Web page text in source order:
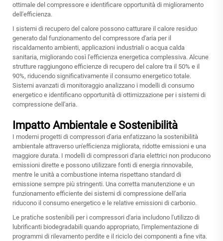
ottimale del compressore e identificare opportunità di miglioramento
dell'efficienza.
I sistemi di recupero del calore possono catturare il calore residuo
generato dal funzionamento del compressore d'aria per il
riscaldamento ambienti, applicazioni industriali o acqua calda
sanitaria, migliorando così l'efficienza energetica complessiva. Alcune
strutture raggiungono efficienze di recupero del calore tra il 50% e il
90%, riducendo significativamente il consumo energetico totale.
Sistemi avanzati di monitoraggio analizzano i modelli di consumo
energetico e identificano opportunità di ottimizzazione per i sistemi di
compressione dell'aria.
Impatto Ambientale e Sostenibilità
I moderni progetti di compressori d'aria enfatizzano la sostenibilità
ambientale attraverso un'efficienza migliorata, ridotte emissioni e una
maggiore durata. I modelli di compressori d'aria elettrici non producono
emissioni dirette e possono utilizzare fonti di energia rinnovabile,
mentre le unità a combustione interna rispettano standard di
emissione sempre più stringenti. Una corretta manutenzione e un
funzionamento efficiente dei sistemi di compressione dell'aria
riducono il consumo energetico e le relative emissioni di carbonio.
Le pratiche sostenibili per i compressori d'aria includono l'utilizzo di
lubrificanti biodegradabili quando appropriato, l'implementazione di
programmi di rilevamento perdite e il riciclo dei componenti a fine vita.